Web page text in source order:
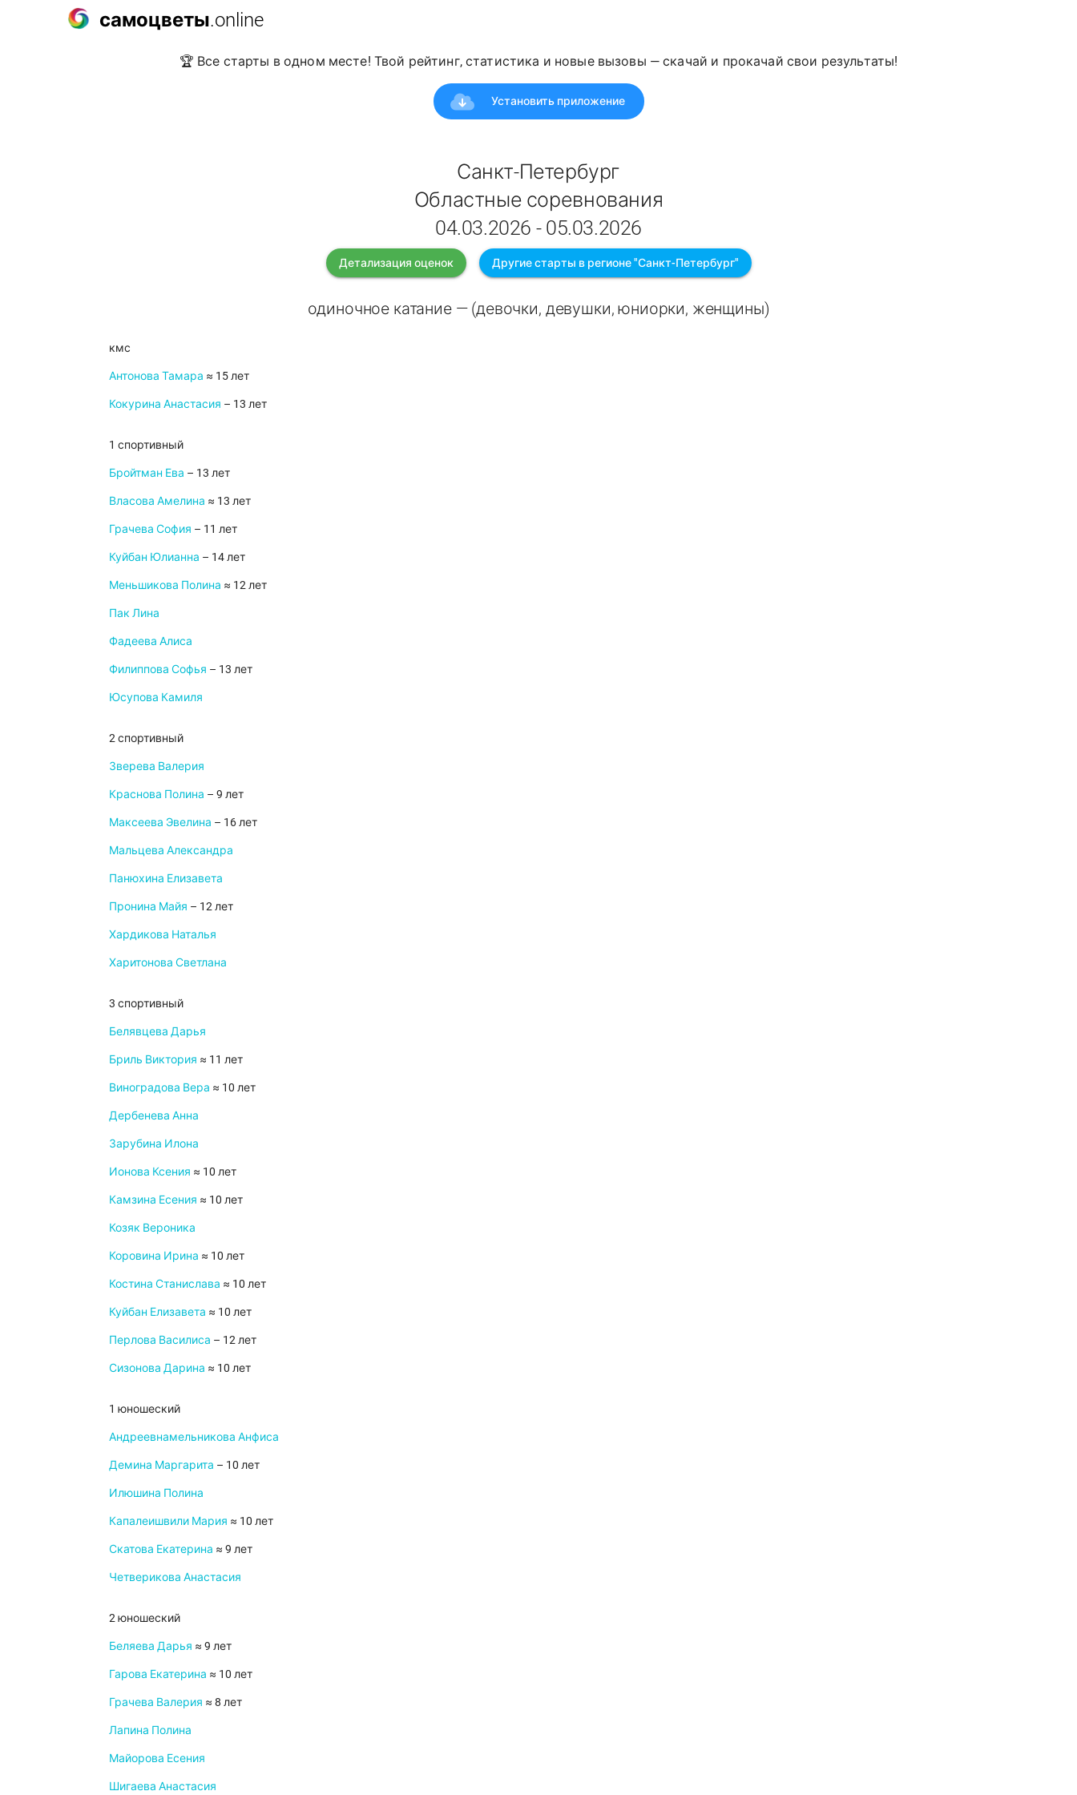
самоцветы.online
🏆 Все старты в одном месте! Твой рейтинг, статистика и новые вызовы — скачай и прокачай свои результаты!
Установить приложение
Санкт-Петербург
Областные соревнования
04.03.2026 - 05.03.2026
Детализация оценок Другие старты в регионе "Санкт-Петербург"
одиночное катание — (девочки, девушки, юниорки, женщины)
кмс
Антонова Тамара ≈ 15 лет
Кокурина Анастасия – 13 лет
1 спортивный
Бройтман Ева – 13 лет
Власова Амелина ≈ 13 лет
Грачева София – 11 лет
Куйбан Юлианна – 14 лет
Меньшикова Полина ≈ 12 лет
Пак Лина
Фадеева Алиса
Филиппова Софья – 13 лет
Юсупова Камиля
2 спортивный
Зверева Валерия
Краснова Полина – 9 лет
Максеева Эвелина – 16 лет
Мальцева Александра
Панюхина Елизавета
Пронина Майя – 12 лет
Хардикова Наталья
Харитонова Светлана
3 спортивный
Белявцева Дарья
Бриль Виктория ≈ 11 лет
Виноградова Вера ≈ 10 лет
Дербенева Анна
Зарубина Илона
Ионова Ксения ≈ 10 лет
Камзина Есения ≈ 10 лет
Козяк Вероника
Коровина Ирина ≈ 10 лет
Костина Станислава ≈ 10 лет
Куйбан Елизавета ≈ 10 лет
Перлова Василиса – 12 лет
Сизонова Дарина ≈ 10 лет
1 юношеский
Андреевнамельникова Анфиса
Демина Маргарита – 10 лет
Илюшина Полина
Капалеишвили Мария ≈ 10 лет
Скатова Екатерина ≈ 9 лет
Четверикова Анастасия
2 юношеский
Беляева Дарья ≈ 9 лет
Гарова Екатерина ≈ 10 лет
Грачева Валерия ≈ 8 лет
Лапина Полина
Майорова Есения
Шигаева Анастасия